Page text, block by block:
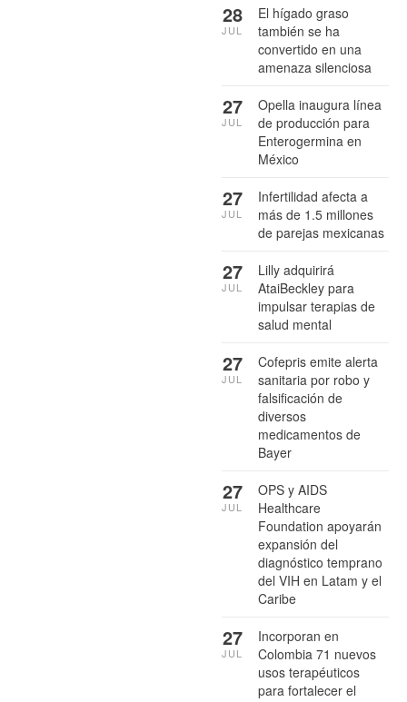
El hígado graso
también se ha
convertido en una
amenaza silenciosa
28
JUL
Opella inaugura línea
de producción para
Enterogermina en
México
27
JUL
Infertilidad afecta a
más de 1.5 millones
de parejas mexicanas
27
JUL
Lilly adquirirá
AtaiBeckley para
impulsar terapias de
salud mental
27
JUL
Cofepris emite alerta
sanitaria por robo y
falsificación de
diversos
medicamentos de
Bayer
27
JUL
OPS y AIDS
Healthcare
Foundation apoyarán
expansión del
diagnóstico temprano
del VIH en Latam y el
Caribe
27
JUL
Incorporan en
Colombia 71 nuevos
usos terapéuticos
para fortalecer el
27
JUL